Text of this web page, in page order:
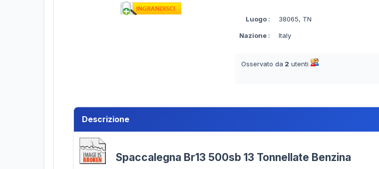
Luogo : 38065, TN
Nazione : Italy
Osservato da 2 utenti
Descrizione
Spaccalegna Br13 500sb 13 Tonnellate Benzina